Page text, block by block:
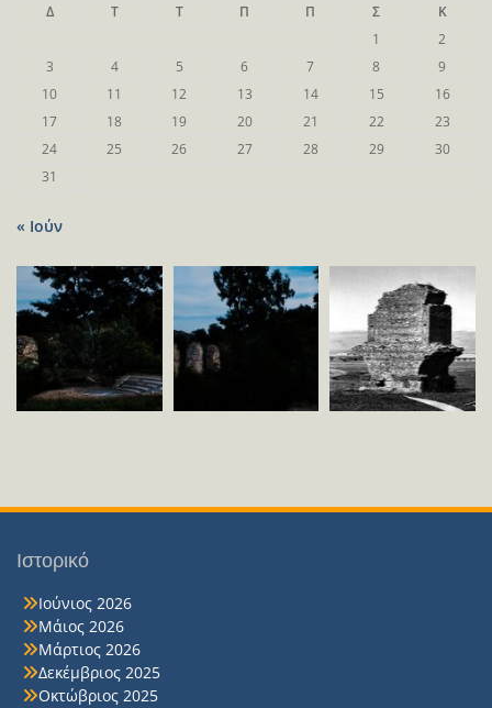
Δ Τ Τ Π Π Σ
Κ
1
2
3
4 5 6 7 8
9
10
11 12 13 14 15
16
17
18 19 20 21 22
23
24
25 26 27 28 29
30
31
« Ιούν
Ιστορικό
Ιούνιος 2026
Μάιος 2026
Μάρτιος 2026
Δεκέμβριος 2025
Οκτώβριος 2025